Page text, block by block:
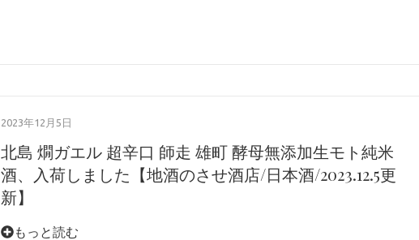
2023年12月5日
北島 燗ガエル 超辛口 師走 雄町 酵母無添加生モト純米
酒、入荷しました【地酒のさせ酒店/日本酒/2023.12.5更
新】
もっと読む